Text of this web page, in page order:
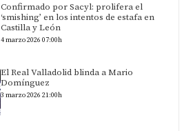
Confirmado por Sacyl: prolifera el
‘smishing’ en los intentos de estafa en
Castilla y León
4 marzo 2026 07:00h
El Real Valladolid blinda a Mario
Domínguez
3 marzo 2026 21:00h